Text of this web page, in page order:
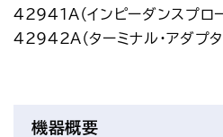
42941A（インピーダンスプロ
42942A（ターミナル・アダプタ
機器概要